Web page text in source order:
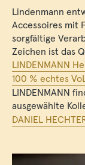
Lindenmann
Accessoires mit
sorgfältige
Zeichen ist das
LINDENMANN
100 % echtes
LINDENMANN
ausgewählte
DANIEL